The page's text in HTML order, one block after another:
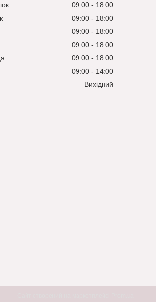
09:00
18:00
09:00
18:00
09:00
18:00
09:00
18:00
09:00
18:00
09:00
14:00
Вихідний